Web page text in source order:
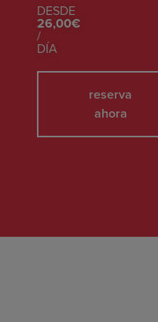
DESDE
26,00€
/
DÍA
reserva
ahora